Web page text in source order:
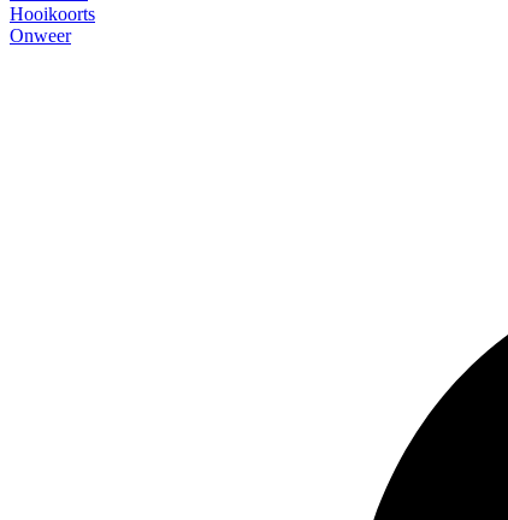
Hooikoorts
Onweer